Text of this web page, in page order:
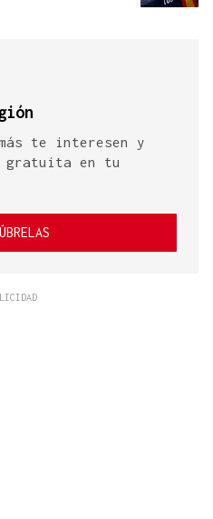
te interesen y
gratuita en tu